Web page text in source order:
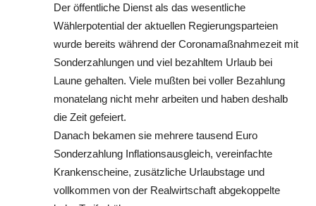
Der öffentliche Dienst als das wesentliche
Wählerpotential der aktuellen Regierungsparteien
wurde bereits während der Coronamaßnahmezeit mit
Sonderzahlungen und viel bezahltem Urlaub bei
Laune gehalten. Viele mußten bei voller Bezahlung
monatelang nicht mehr arbeiten und haben deshalb
die Zeit gefeiert.
Danach bekamen sie mehrere tausend Euro
Sonderzahlung Inflationsausgleich, vereinfachte
Krankenscheine, zusätzliche Urlaubstage und
vollkommen von der Realwirtschaft abgekoppelte